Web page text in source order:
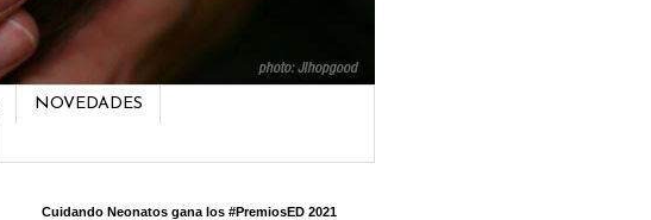
NOVEDADES
Cuidando Neonatos gana los #PremiosED 2021